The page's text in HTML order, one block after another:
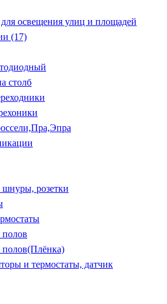
освещения улиц и площадей
(17)
столб
розетки
полов
полов(Плёнка)
и термостаты, датчик